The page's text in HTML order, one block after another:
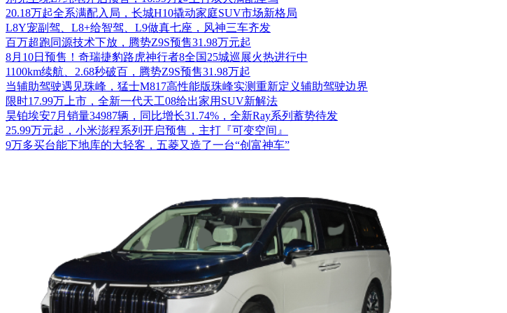
20.18万起全系满配入局，长城H10撬动家庭SUV市场新格局
L8Y宠副驾、L8+给智驾、L9做真七座，风神三车齐发
百万超跑同源技术下放，腾势Z9S预售31.98万元起
8月10日预售！奇瑞捷豹路虎神行者8全国25城巡展火热进行中
1100km续航、2.68秒破百，腾势Z9S预售31.98万起
当辅助驾驶遇见珠峰，猛士M817高性能版珠峰实测重新定义辅助驾驶边界
限时17.99万上市，全新一代天工08给出家用SUV新解法
昊铂埃安7月销量34987辆，同比增长31.74%，全新Ray系列蓄势待发
25.99万元起，小米澎程系列开启预售，主打『可变空间』
9万多买台能下地库的大轻客，五菱又造了一台“创富神车”